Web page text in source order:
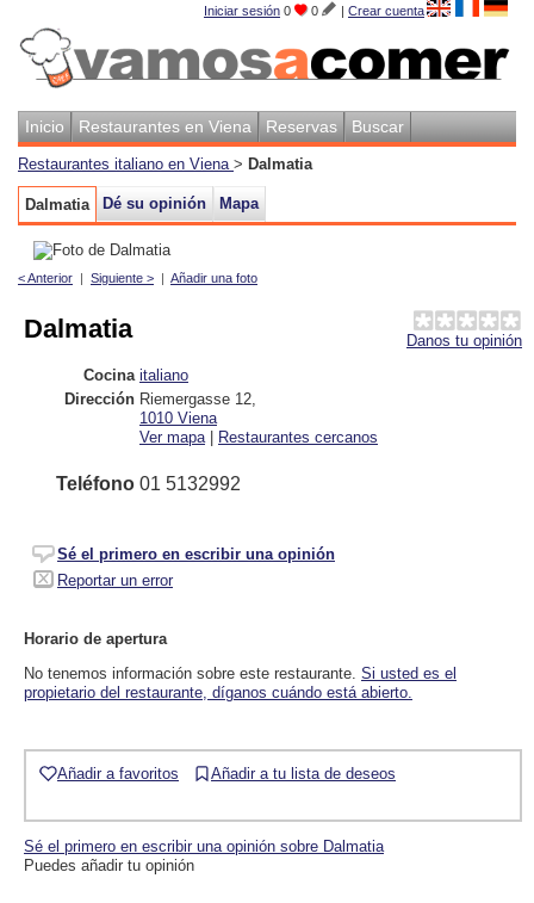
Iniciar sesión 0 0 | Crear cuenta
Inicio Restaurantes en Viena Reservas Buscar
Restaurantes italiano en Viena > Dalmatia
Dalmatia Dé su opinión Mapa
< Anterior | Siguiente > | Añadir una foto
Danos tu opinión
Dalmatia
Cocina italiano
Dirección Riemergasse 12
1010 Viena
Ver mapa | Restaurantes cercanos
Teléfono 01 5132992
Sé el primero en escribir una opinión
Reportar un error
Horario de apertura
No tenemos información sobre este restaurante. Si usted es el
propietario del restaurante, díganos cuándo está abierto.
Añadir a favoritos Añadir a tu lista de deseos
Sé el primero en escribir una opinión sobre Dalmatia
Puedes añadir tu opinión